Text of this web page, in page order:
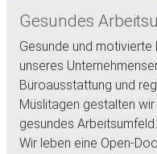
Gesundes
Gesunde und
unseres
Büroausstattung und
Müslitagen gestalten
gesundes Arbeitsumfeld.
Wir leben eine Open-